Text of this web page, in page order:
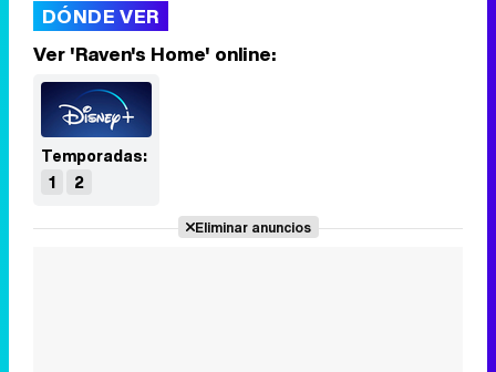
DÓNDE VER
Ver 'Raven's Home' online:
Temporadas:
1
2
Eliminar anuncios